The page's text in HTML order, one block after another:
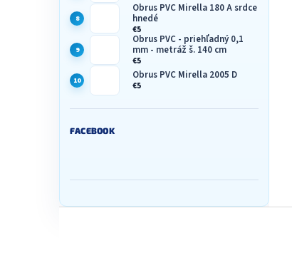
Obrus PVC Mirella 180 A srdce
hnedé
€5
Obrus PVC - priehľadný 0,1
mm - metráž š. 140 cm
€5
Obrus PVC Mirella 2005 D
€5
FACEBOOK